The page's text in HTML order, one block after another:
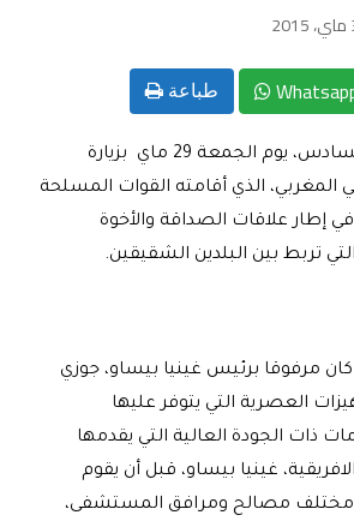
طباعة
قام الملك محمد السادس، يوم الجمعة 29 ماي بزيارة
المغربي، الذي أقامته القوات المسلحة
إطار علاقات الصداقة والأخوة
تربط بين البلدين الشقيقين.
مرفوقا برئيس غينيا بيساو، جوزي
العصرية التي يتوفر عليها
ذات الجودة العالية التي يقدمها
غينيا بيساو، قبل أن يقوم
مختلف مصالح ومرافق المستشفى،